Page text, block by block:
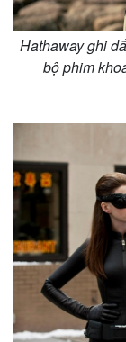
Hathaway ghi
bộ phim